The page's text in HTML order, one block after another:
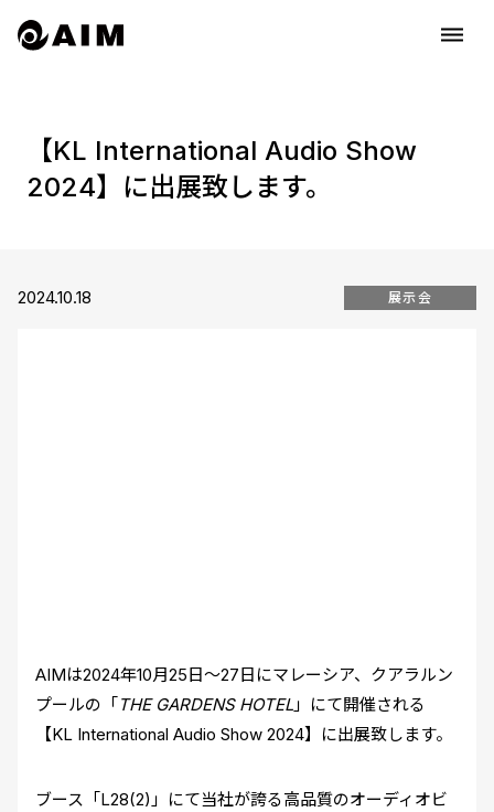
dehaze
【KL International Audio Show
2024】に出展致します。
2024.10.18 展示会
AIMは2024年10月25日～27日にマレーシア、クアラルン
プールの「 THE GARDENS HOTEL 」にて開催される
【KL International Audio Show 2024】に出展致します。
ブース「L28(2)」にて当社が誇る高品質のオーディオビ